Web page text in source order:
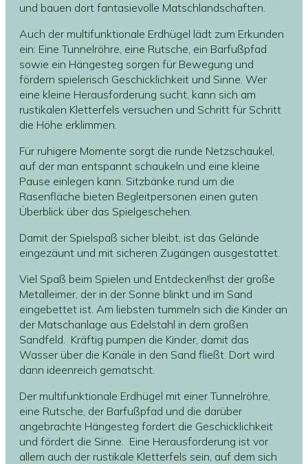
und bauen dort fantasievolle Matschlandschaften.
Auch der multifunktionale Erdhügel lädt zum Erkunden
ein: Eine Tunnelröhre, eine Rutsche, ein Barfußpfad
sowie ein Hängesteg sorgen für Bewegung und
fördern spielerisch Geschicklichkeit und Sinne. Wer
eine kleine Herausforderung sucht, kann sich am
rustikalen Kletterfels versuchen und Schritt für Schritt
die Höhe erklimmen.
Für ruhigere Momente sorgt die runde Netzschaukel,
auf der man entspannt schaukeln und eine kleine
Pause einlegen kann. Sitzbänke rund um die
Rasenfläche bieten Begleitpersonen einen guten
Überblick über das Spielgeschehen.
Damit der Spielspaß sicher bleibt, ist das Gelände
eingezäunt und mit sicheren Zugängen ausgestattet.
Viel Spaß beim Spielen und Entdecken!hst der große
Metalleimer, der in der Sonne blinkt und im Sand
eingebettet ist. Am liebsten tummeln sich die Kinder an
der Matschanlage aus Edelstahl in dem großen
Sandfeld. Kräftig pumpen die Kinder, damit das
Wasser über die Kanäle in den Sand fließt. Dort wird
dann ideenreich gematscht.
Der multifunktionale Erdhügel mit einer Tunnelröhre,
eine Rutsche, der Barfußpfad und die darüber
angebrachte Hängesteg fordert die Geschicklichkeit
und fördert die Sinne. Eine Herausforderung ist vor
allem auch der rustikale Kletterfels sein, auf dem sich